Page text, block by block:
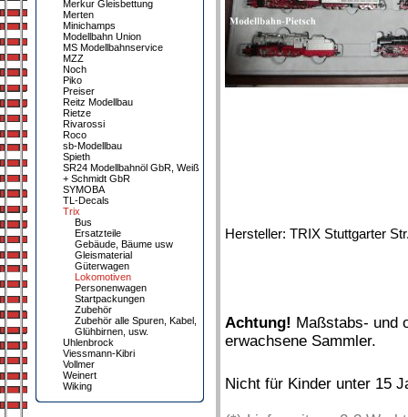
Merkur Gleisbettung
Merten
Minichamps
Modellbahn Union
MS Modellbahnservice
MZZ
Noch
Piko
Preiser
Reitz Modellbau
Rietze
Rivarossi
Roco
sb-Modellbau
Spieth
SR24 Modellbahnöl GbR, Weiß
+ Schmidt GbR
SYMOBA
TL-Decals
Trix
Bus
Ersatzteile
Gebäude, Bäume usw
Gleismaterial
Güterwagen
Lokomotiven
Personenwagen
Startpackungen
Zubehör
Zubehör alle Spuren, Kabel,
Glühbirnen, usw.
Uhlenbrock
Viessmann-Kibri
Vollmer
Weinert
Wiking
Hersteller: TRIX Stuttgarter
Achtung! Maßstabs- und
erwachsene Sammler.
Nicht für Kinder unter 15